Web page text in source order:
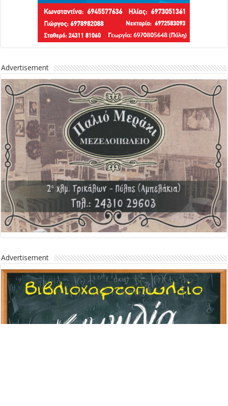
Advertisement
Advertisement